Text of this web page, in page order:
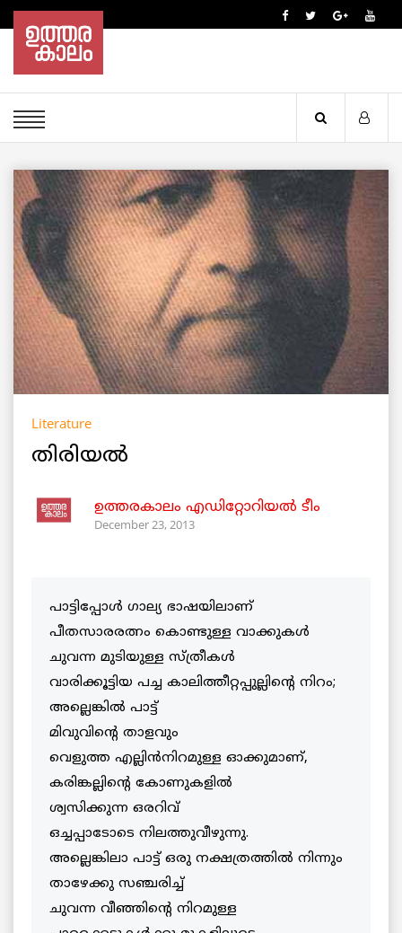
Literature
തിരിയല്‍
ഉത്തരകാലം എഡിറ്റോറിയല്‍ ടീം
December 23, 2013
പാട്ടിപ്പോള്‍ ഗാല്യ ഭാഷയിലാണ്
പീതസാരരത്നം കൊണ്ടുള്ള വാക്കുകള്‍
ചുവന്ന മുടിയുള്ള സ്ത്രീകള്‍
വാരിക്കൂട്ടിയ പച്ച കാലിത്തീറ്റപ്പുല്ലിന്റെ നിറം;
അല്ലെങ്കില്‍ പാട്ട്
മിവുവിന്റെ താളവും
വെളുത്ത എല്ലിന്‍നിറമുള്ള ഓക്കുമാണ്,
കരിങ്കല്ലിന്റെ കോണുകളില്‍
ശ്വസിക്കുന്ന ഒരറിവ്
ഒച്ചപ്പാടോടെ നിലത്തുവീഴുന്നു.
അല്ലെങ്കിലാ പാട്ട് ഒരു നക്ഷത്രത്തില്‍ നിന്നും
താഴേക്കു സഞ്ചരിച്ച്
ചുവന്ന വീഞ്ഞിന്റെ നിറമുള്ള